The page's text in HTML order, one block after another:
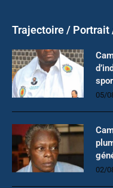
Trajectoire / Portrait
05/
02/